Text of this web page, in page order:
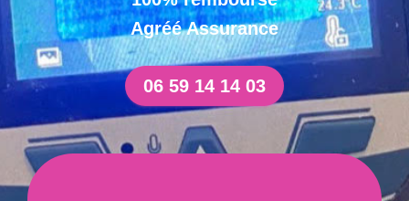
Agréé Assurance
06 59 14 14 03